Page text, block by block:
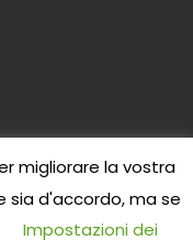
migliorare la vostra
sia d'accordo, ma se
Impostazioni dei